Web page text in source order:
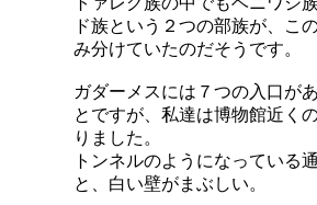
ド族という２つの部族が、こ
み分けていたのだそうです。
ガダーメスには７つの入口が
とですが、私達は博物館近く
りました。
トンネルのようになっている
と、白い壁がまぶしい。